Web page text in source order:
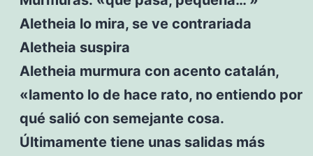
Aletheia lo mira, se ve contrariada
Aletheia suspira
Aletheia murmura con acento catalán,
«lamento lo de hace rato, no entiendo por
qué salió con semejante cosa.
Últimamente tiene unas salidas más